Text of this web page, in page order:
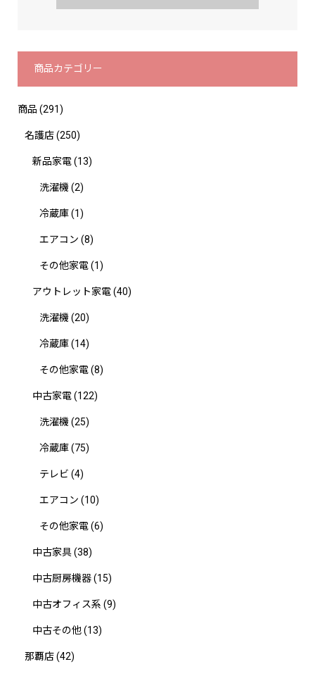
商品カテゴリー
商品 (291)
名護店(250)
新品家電(13)
洗濯機 (2)
冷蔵庫(1)
エアコン (8)
その他家電(1)
アウトレット家電(40)
洗濯機 (20)
冷蔵庫(14)
その他家電(8)
中古家電(122)
洗濯機 (25)
冷蔵庫(75)
テレビ (4)
エアコン (10)
その他家電(6)
中古家具(38)
中古厨房機器(15)
中古オフィス系 (9)
中古その他(13)
那覇店(42)